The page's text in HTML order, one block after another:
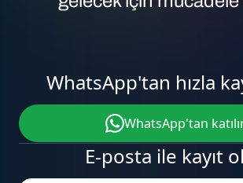
0
9
3
7
829 2
WhatsApp'tan hızla
WhatsApp'tan
E-posta ile kayıt